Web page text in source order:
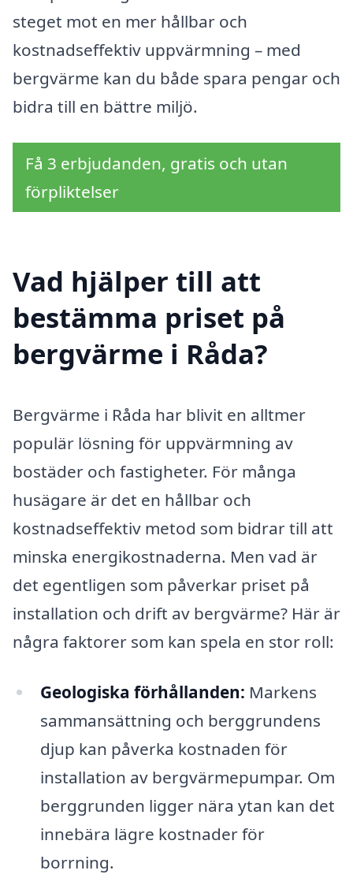
steget mot en mer hållbar och
kostnadseffektiv uppvärmning – med
bergvärme kan du både spara pengar och
bidra till en bättre miljö.
Få 3 erbjudanden, gratis och utan
förpliktelser
Vad hjälper till att
bestämma priset på
bergvärme i Råda?
Bergvärme i Råda har blivit en alltmer
populär lösning för uppvärmning av
bostäder och fastigheter. För många
husägare är det en hållbar och
kostnadseffektiv metod som bidrar till att
minska energikostnaderna. Men vad är
det egentligen som påverkar priset på
installation och drift av bergvärme? Här är
några faktorer som kan spela en stor roll:
Geologiska förhållanden: Markens
sammansättning och berggrundens
djup kan påverka kostnaden för
installation av bergvärmepumpar. Om
berggrunden ligger nära ytan kan det
innebära lägre kostnader för
borrning.